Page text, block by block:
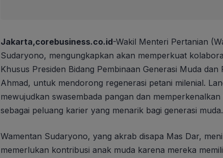
Jakarta,corebusiness.co.id-Wakil Menteri Pertanian
Sudaryono, mengungkapkan akan memperkuat
Khusus Presiden Bidang Pembinaan Generasi Muda dan
Ahmad, untuk mendorong regenerasi petani milenial.
mewujudkan swasembada pangan dan
sebagai peluang karier yang menarik bagi generasi muda.
Wamentan Sudaryono, yang akrab disapa Mas Dar,
memerlukan kontribusi anak muda karena mereka